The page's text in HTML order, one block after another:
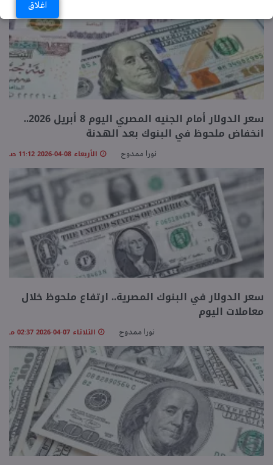
اغلاق
سعر الدولار أمام الجنيه المصري اليوم 8 أبريل 2026..
انخفاض ملحوظ في البنوك بعد الهدنة
نورا ممدوح الأربعاء 08-04-2026 11:12 صـ
سعر الدولار في البنوك المصرية.. ارتفاع ملحوظ خلال
معاملات اليوم
نورا ممدوح الثلاثاء 07-04-2026 02:37 مـ